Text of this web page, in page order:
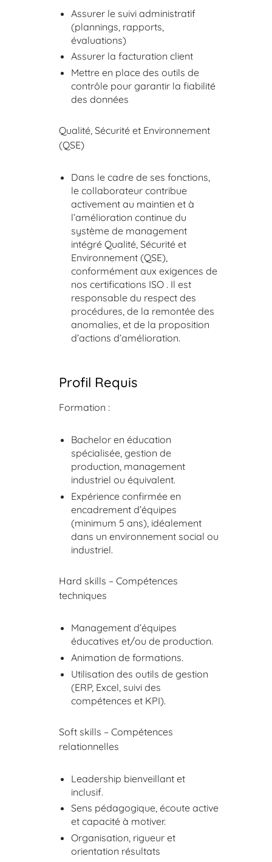
Assurer le suivi administratif
(plannings, rapports,
évaluations)
Assurer la facturation client
Mettre en place des outils de
contrôle pour garantir la fiabilité
des données
Qualité, Sécurité et Environnement
(QSE)
Dans le cadre de ses fonctions,
le collaborateur contribue
activement au maintien et à
l’amélioration continue du
système de management
intégré Qualité, Sécurité et
Environnement (QSE),
conformément aux exigences de
nos certifications ISO . Il est
responsable du respect des
procédures, de la remontée des
anomalies, et de la proposition
d’actions d’amélioration.
Profil Requis
Formation :
Bachelor en éducation
spécialisée, gestion de
production, management
industriel ou équivalent.
Expérience confirmée en
encadrement d’équipes
(minimum 5 ans), idéalement
dans un environnement social ou
industriel.
Hard skills – Compétences
techniques
Management d’équipes
éducatives et/ou de production.
Animation de formations.
Utilisation des outils de gestion
(ERP, Excel, suivi des
compétences et KPI).
Soft skills – Compétences
relationnelles
Leadership bienveillant et
inclusif.
Sens pédagogique, écoute active
et capacité à motiver.
Organisation, rigueur et
orientation résultats